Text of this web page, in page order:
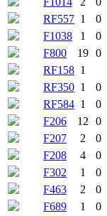
RF557 1 0
F1038
1 0
F800
19 0
RF158 1
RF350 1 0
RF584 1 0
F206
12 0
F207
2 0
F208
4 0
F302
1 0
F463
2 0
F689
1 0